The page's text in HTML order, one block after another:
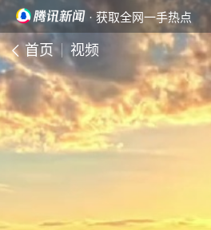
· 获取全网一手热点
首页 视频